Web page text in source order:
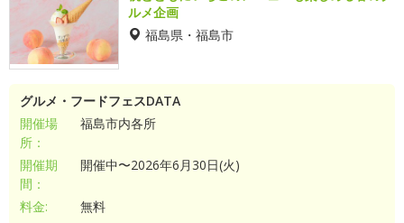
ルメ企画
福島県・福島市
グルメ・フードフェスDATA
開催場
所：
福島市内各所
開催期
間：
開催中〜2026年6月30日(火)
料金: 無料